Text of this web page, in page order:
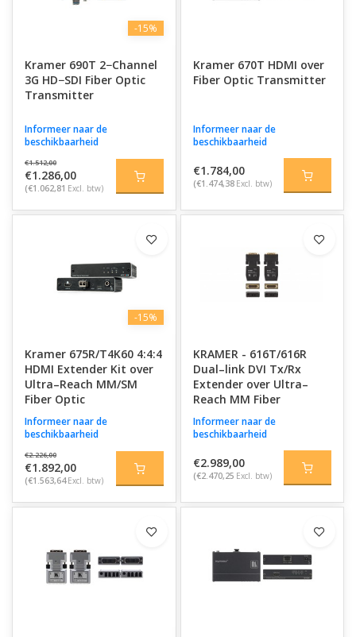
-15%
Kramer 690T 2−Channel
3G HD−SDI Fiber Optic
Transmitter
Informeer naar de
beschikbaarheid
€1.512,00
€1.286,00
(€1.062,81 Excl. btw)
Kramer 670T HDMI over
Fiber Optic Transmitter
Informeer naar de
beschikbaarheid
€1.784,00
(€1.474,38 Excl. btw)
-15%
Kramer 675R/T4K60 4:4:4
HDMI Extender Kit over
Ultra–Reach MM/SM
Fiber Optic
Informeer naar de
beschikbaarheid
€2.226,00
€1.892,00
(€1.563,64 Excl. btw)
KRAMER - 616T/616R
Dual–link DVI Tx/Rx
Extender over Ultra–
Reach MM Fiber
Informeer naar de
beschikbaarheid
€2.989,00
(€2.470,25 Excl. btw)